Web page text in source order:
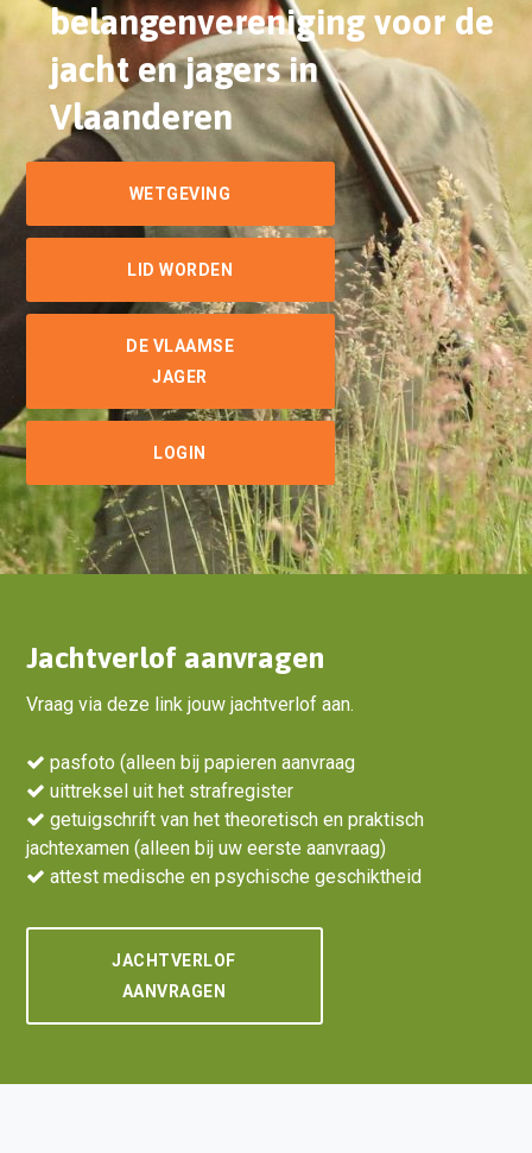
belangenvereniging voor de
jacht en jagers in
Vlaanderen
WETGEVING
LID WORDEN
DE VLAAMSE
JAGER
LOGIN
Jachtverlof aanvragen
Vraag via deze link jouw jachtverlof aan.
pasfoto (alleen bij papieren aanvraag
uittreksel uit het strafregister
getuigschrift van het theoretisch en praktisch
jachtexamen (alleen bij uw eerste aanvraag)
attest medische en psychische geschiktheid
JACHTVERLOF
AANVRAGEN